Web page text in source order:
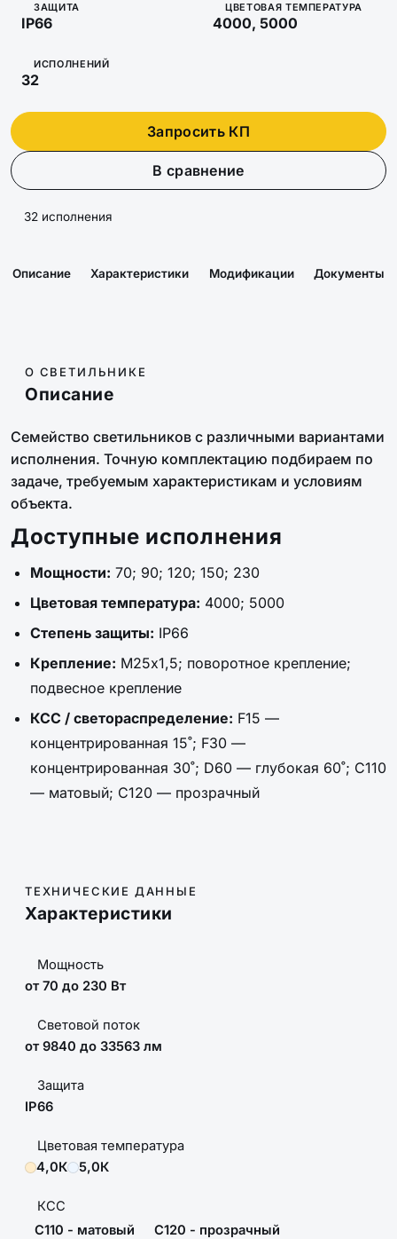
ЗАЩИТА
IP66
ЦВЕТОВАЯ ТЕМПЕРАТУРА
4000, 5000
ИСПОЛНЕНИЙ
32
Запросить КП
В сравнение
32 исполнения
Описание Характеристики Модификации Документы
О СВЕТИЛЬНИКЕ
Описание
Семейство светильников с различными вариантами
исполнения. Точную комплектацию подбираем по
задаче, требуемым характеристикам и условиям
объекта.
Доступные исполнения
Мощности: 70; 90; 120; 150; 230
Цветовая температура: 4000; 5000
Степень защиты: IP66
Крепление: М25х1,5; поворотное крепление;
подвесное крепление
КСС / светораспределение: F15 —
концентрированная 15˚; F30 —
концентрированная 30˚; D60 — глубокая 60˚; C110
— матовый; C120 — прозрачный
ТЕХНИЧЕСКИЕ ДАННЫЕ
Характеристики
Мощность
от 70 до 230 Вт
Световой поток
от 9840 до 33563 лм
Защита
IP66
Цветовая температура
4,0К
5,0К
КСС
C110 - матовый
C120 - прозрачный